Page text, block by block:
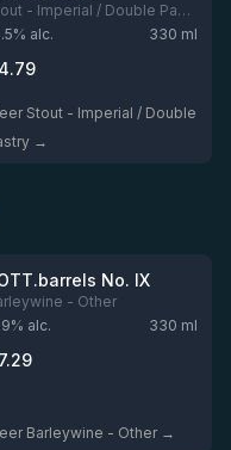
Stout - Imperial / Double Pastry
% alc. 330 ml
4.79
Stout - Imperial / Double
→
Niet op voorraad
No. IX
- Other
% alc. 330 ml
7.29
Barleywine - Other →
3.91